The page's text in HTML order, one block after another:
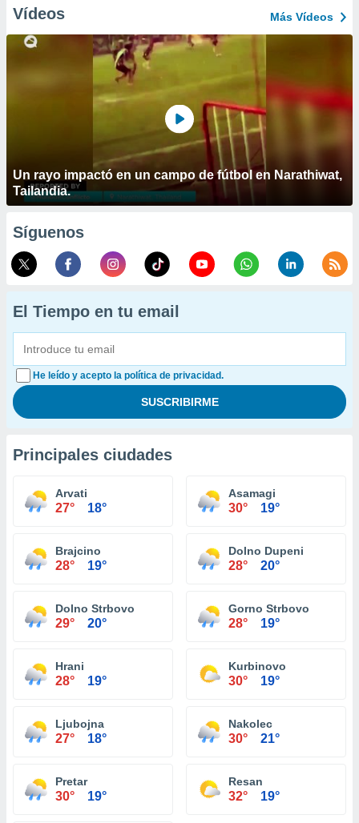
Vídeos Más Vídeos
Un rayo impactó en un campo de fútbol en Narathiwat,
Tailandia.
Síguenos
El Tiempo en tu email
He leído y acepto la política de privacidad.
Principales ciudades
Arvati
27° 18°
Asamagi
30° 19°
Brajcino
28° 19°
Dolno Dupeni
28° 20°
Dolno Strbovo
29° 20°
Gorno Strbovo
28° 19°
Hrani
28° 19°
Kurbinovo
30° 19°
Ljubojna
27° 18°
Nakolec
30° 21°
Pretar
30° 19°
Resan
32° 19°